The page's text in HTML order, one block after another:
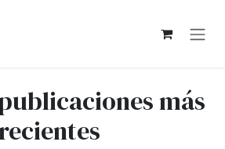
más